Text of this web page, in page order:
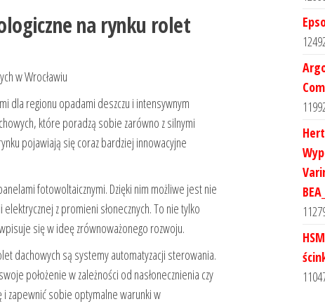
na rynku rolet
w Wrocławiu
dla regionu opadami deszczu i intensywnym
które poradzą sobie zarówno z silnymi
pojawiają się coraz bardziej innowacyjne
fotowoltaicznymi. Dzięki nim możliwe jest nie
z promieni słonecznych. To nie tylko
się w ideę zrównoważonego rozwoju.
dachowych są systemy automatyzacji sterowania.
położenie w zależności od nasłonecznienia czy
i zapewnić sobie optymalne warunki w